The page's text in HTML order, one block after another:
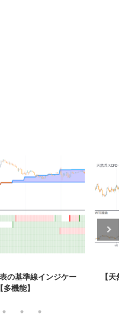
変動要因＆原油との
【